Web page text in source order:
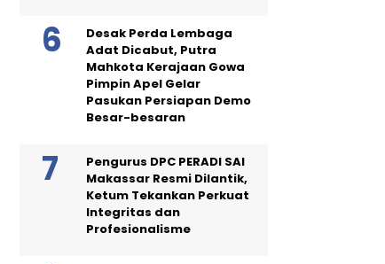
Desak Perda Lembaga
Adat Dicabut, Putra
Mahkota Kerajaan Gowa
Pimpin Apel Gelar
Pasukan Persiapan Demo
Besar-besaran
Pengurus DPC PERADI SAI
Makassar Resmi Dilantik,
Ketum Tekankan Perkuat
Integritas dan
Profesionalisme